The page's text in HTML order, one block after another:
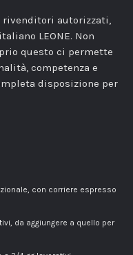
rivenditori autorizzati,
LEONE. Non
questo ci permette
competenza e
disposizione per
con corriere espresso
da aggiungere a quello per